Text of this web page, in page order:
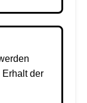
der